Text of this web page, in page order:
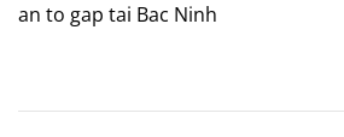
an to gap tai Bac Ninh